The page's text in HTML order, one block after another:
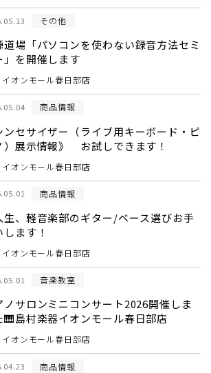
その他
道場「パソコンを使わない録音方法セミ
」を開催します
イオンモール春日部店
商品情報
ンセサイザー（ライブ用キーボード・ピ
）展示情報》 お試しできます！
イオンモール春日部店
商品情報
生、軽音楽部のギター/ベース選びお手
ます！
イオンモール春日部店
音楽教室
ノサロンミニコンサート2026開催しま
🎹島村楽器イオンモール春日部店
イオンモール春日部店
商品情報